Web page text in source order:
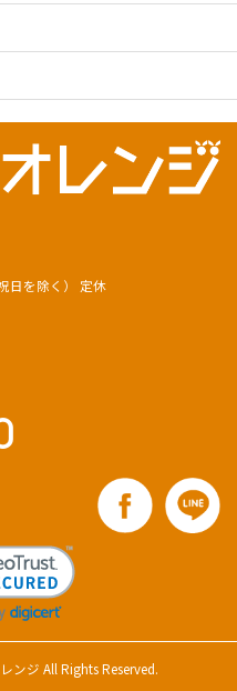
日を除く） 定休
ンジ All Rights Reserved.